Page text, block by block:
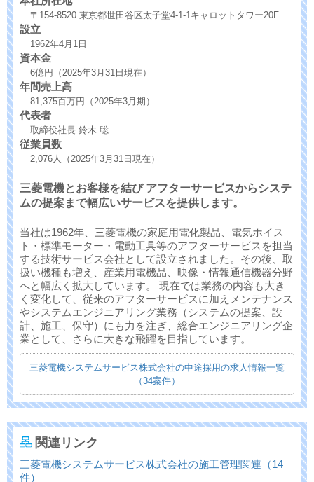
〒154-8520 東京都世田谷区太子堂4-1-1キャロットタワー20F
設立
1962年4月1日
資本金
6億円（2025年3月31日現在）
年間売上高
81,375百万円（2025年3月期）
代表者
取締役社長 鈴木 聡
従業員数
2,076人（2025年3月31日現在）
三菱電機とお客様を結び アフターサービスからシステ
ムの提案まで幅広いサービスを提供します。
当社は1962年、三菱電機の家庭用電化製品、電気ホイス
ト・標準モーター・電動工具等のアフターサービスを担当
する技術サービス会社として設立されました。その後、取
扱い機種も増え、産業用電機品、映像・情報通信機器分野
へと幅広く拡大しています。 現在では業務の内容も大き
く変化して、従来のアフターサービスに加えメンテナンス
やシステムエンジニアリング業務（システムの提案、設
計、施工、保守）にも力を注ぎ、総合エンジニアリング企
業として、さらに大きな飛躍を目指しています。
三菱電機システムサービス株式会社の中途採用の求人情報一覧
（34案件）
関連リンク
三菱電機システムサービス株式会社の施工管理関連（14
件）